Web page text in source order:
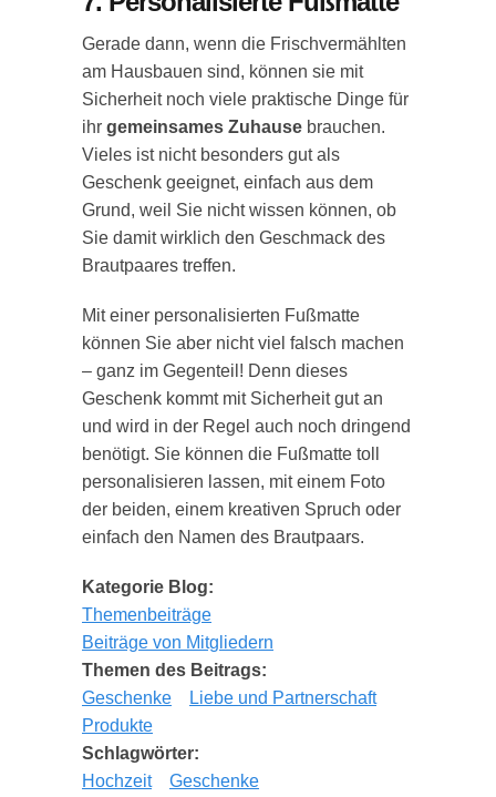
Gerade dann, wenn die Frischvermählten
am Hausbauen sind, können sie mit
Sicherheit noch viele praktische Dinge für
ihr gemeinsames Zuhause brauchen.
Vieles ist nicht besonders gut als
Geschenk geeignet, einfach aus dem
Grund, weil Sie nicht wissen können, ob
Sie damit wirklich den Geschmack des
Brautpaares treffen.
Mit einer personalisierten Fußmatte
können Sie aber nicht viel falsch machen
– ganz im Gegenteil! Denn dieses
Geschenk kommt mit Sicherheit gut an
und wird in der Regel auch noch dringend
benötigt. Sie können die Fußmatte toll
personalisieren lassen, mit einem Foto
der beiden, einem kreativen Spruch oder
einfach den Namen des Brautpaars.
Kategorie Blog:
Themenbeiträge
Beiträge von Mitgliedern
Themen des Beitrags:
Geschenke
Liebe und Partnerschaft
Produkte
Schlagwörter:
Hochzeit
Geschenke